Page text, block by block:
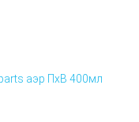
аэр ПхВ 400мл